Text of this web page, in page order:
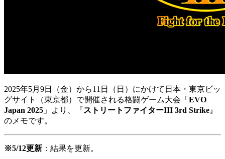
2025年5月9日（金）から11日（日）にかけて日本・東京ビッ
グサイト（東京都）で開催される格闘ゲーム大会「 EVO
Japan 2025 」より、『ストリートファイターIII 3rd Strike 』
のメモです。
※5/12更新 ：結果を更新。